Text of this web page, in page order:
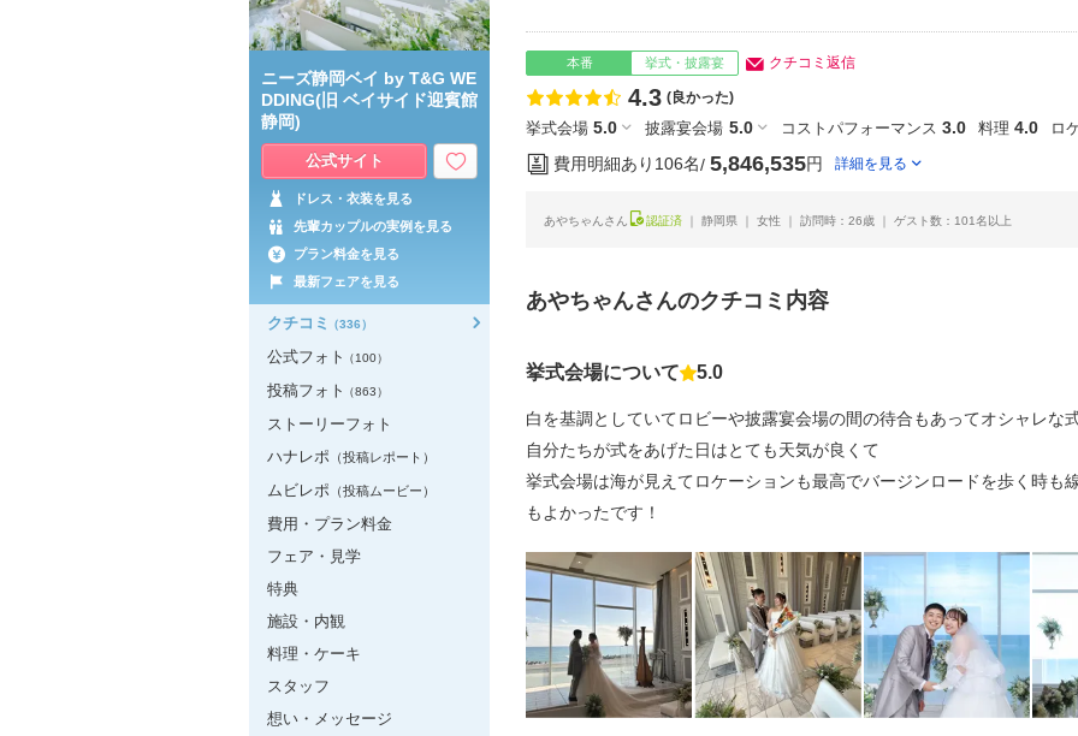
本番 挙式・披露宴 クチコミ返信
点数
4.3 (良かった)
挙式会場 5.0 披露宴会場 5.0 コストパフォーマンス 3.0 料理 4.0 ロ
費用明細あり 106名 5,846,535円 詳細を見る
あやちゃんさん 認証済 静岡県 女性 訪問時：26歳 ゲスト数：101名以上
あやちゃんさんのクチコミ内容
挙式会場について 点数
5.0
白を基調としていてロビーや披露宴会場の間の待合もあってオシャレな
自分たちが式をあげた日はとても天気が良くて
挙式会場は海が見えてロケーションも最高でバージンロードを歩く時も
もよかったです！
ニーズ静岡ベイ by T&G WE
DDING(旧 ベイサイド迎賓館
静岡)
公式サイト
ドレス・衣装を見る
先輩カップルの実例を見る
プラン料金を見る
最新フェアを見る
クチコミ （336）
公式フォト （100）
投稿フォト （863）
ストーリーフォト
ハナレポ （投稿レポート）
ムビレポ （投稿ムービー）
費用・プラン料金
フェア・見学
特典
施設・内観
料理・ケーキ
スタッフ
想い・メッセージ